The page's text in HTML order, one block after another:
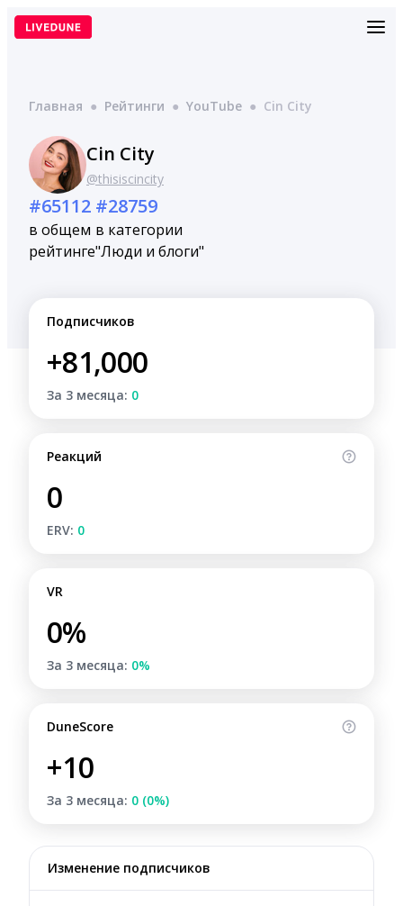
Перейти
Главная ● Рейтинги ● YouTube ● Cin City
Cin City
@thisiscincity
#65112
в общем
рейтинге
#28759
в категории
"Люди и блоги"
Подписчиков
+81,000
За 3 месяца: 0
Реакций
0
ERV: 0
VR
0%
За 3 месяца: 0%
DuneScore
+10
За 3 месяца: 0 (0%)
Изменение подписчиков